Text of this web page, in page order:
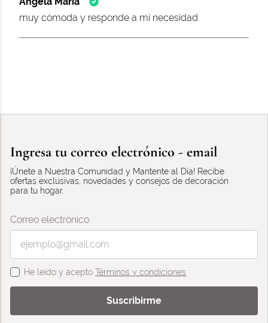
muy cómoda y responde a mi necesidad
Ingresa tu correo electrónico - email
¡Únete a Nuestra Comunidad y Mantente al Día! Recibe
ofertas exclusivas, novedades y consejos de decoración
para tu hogar.
Correo electrónico
He leído y aceptoTérminos y condiciones
Suscribirme